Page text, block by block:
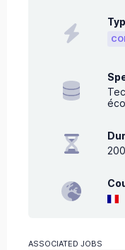
200
ASSOCIATED JOBS